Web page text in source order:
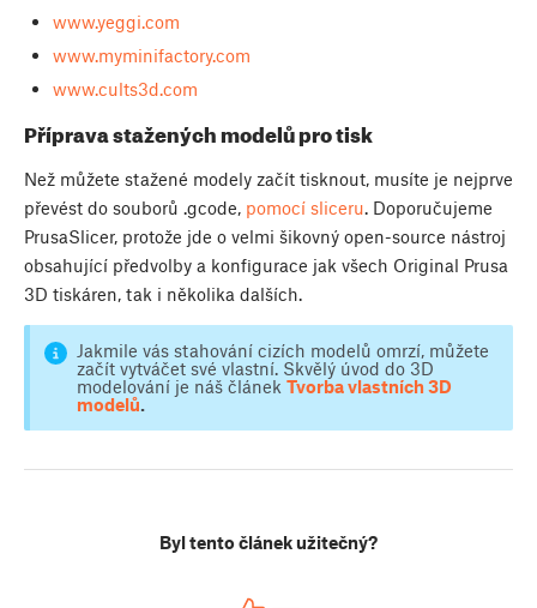
www.yeggi.com
www.myminifactory.com
www.cults3d.com
Příprava stažených modelů pro tisk
Než můžete stažené modely začít tisknout, musíte je nejprve
převést do souborů .gcode, pomocí sliceru. Doporučujeme
PrusaSlicer, protože jde o velmi šikovný open-source nástroj
obsahující předvolby a konfigurace jak všech Original Prusa
3D tiskáren, tak i několika dalších.
Jakmile vás stahování cizích modelů omrzí, můžete
začít vytváčet své vlastní. Skvělý úvod do 3D
modelování je náš článek Tvorba vlastních 3D
modelů.
Byl tento článek užitečný?